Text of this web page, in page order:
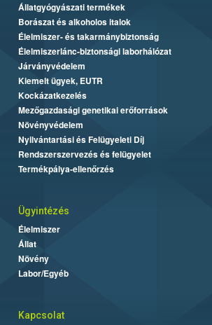
Állatgyógyászati termékek
Borászat és alkoholos italok
Élelmiszer- és takarmánybiztonság
Élelmiszerlánc-biztonsági laborhálózat
Járványvédelem
Kiemelt ügyek, EUTR
Kockázatkezelés
Mezőgazdasági genetikai erőforrások
Növényvédelem
Nyilvántartási és Felügyeleti Díj
Rendszerszervezés és felügyelet
Termékpálya-ellenőrzés
Ügyintézés
Élelmiszer
Állat
Növény
Labor/Egyéb
Kapcsolat